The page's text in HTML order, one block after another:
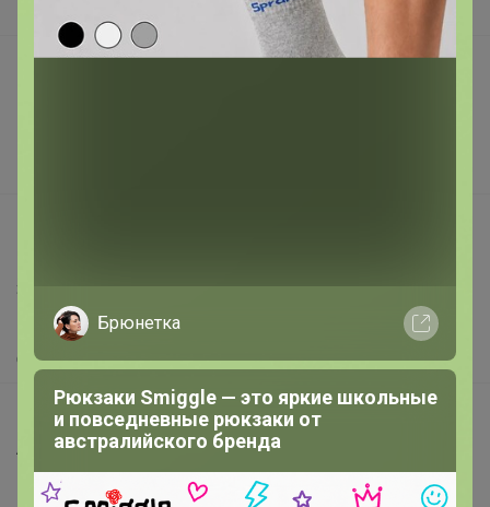
Защита покупателя
Помощь
О нас
Все предложения
Анонсы
Новости
Брюнетка
Рюкзаки Smiggle — это яркие школьные
и повседневные рюкзаки от
австралийского бренда